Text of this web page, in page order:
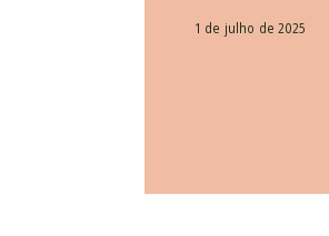
1 de julho de 2025